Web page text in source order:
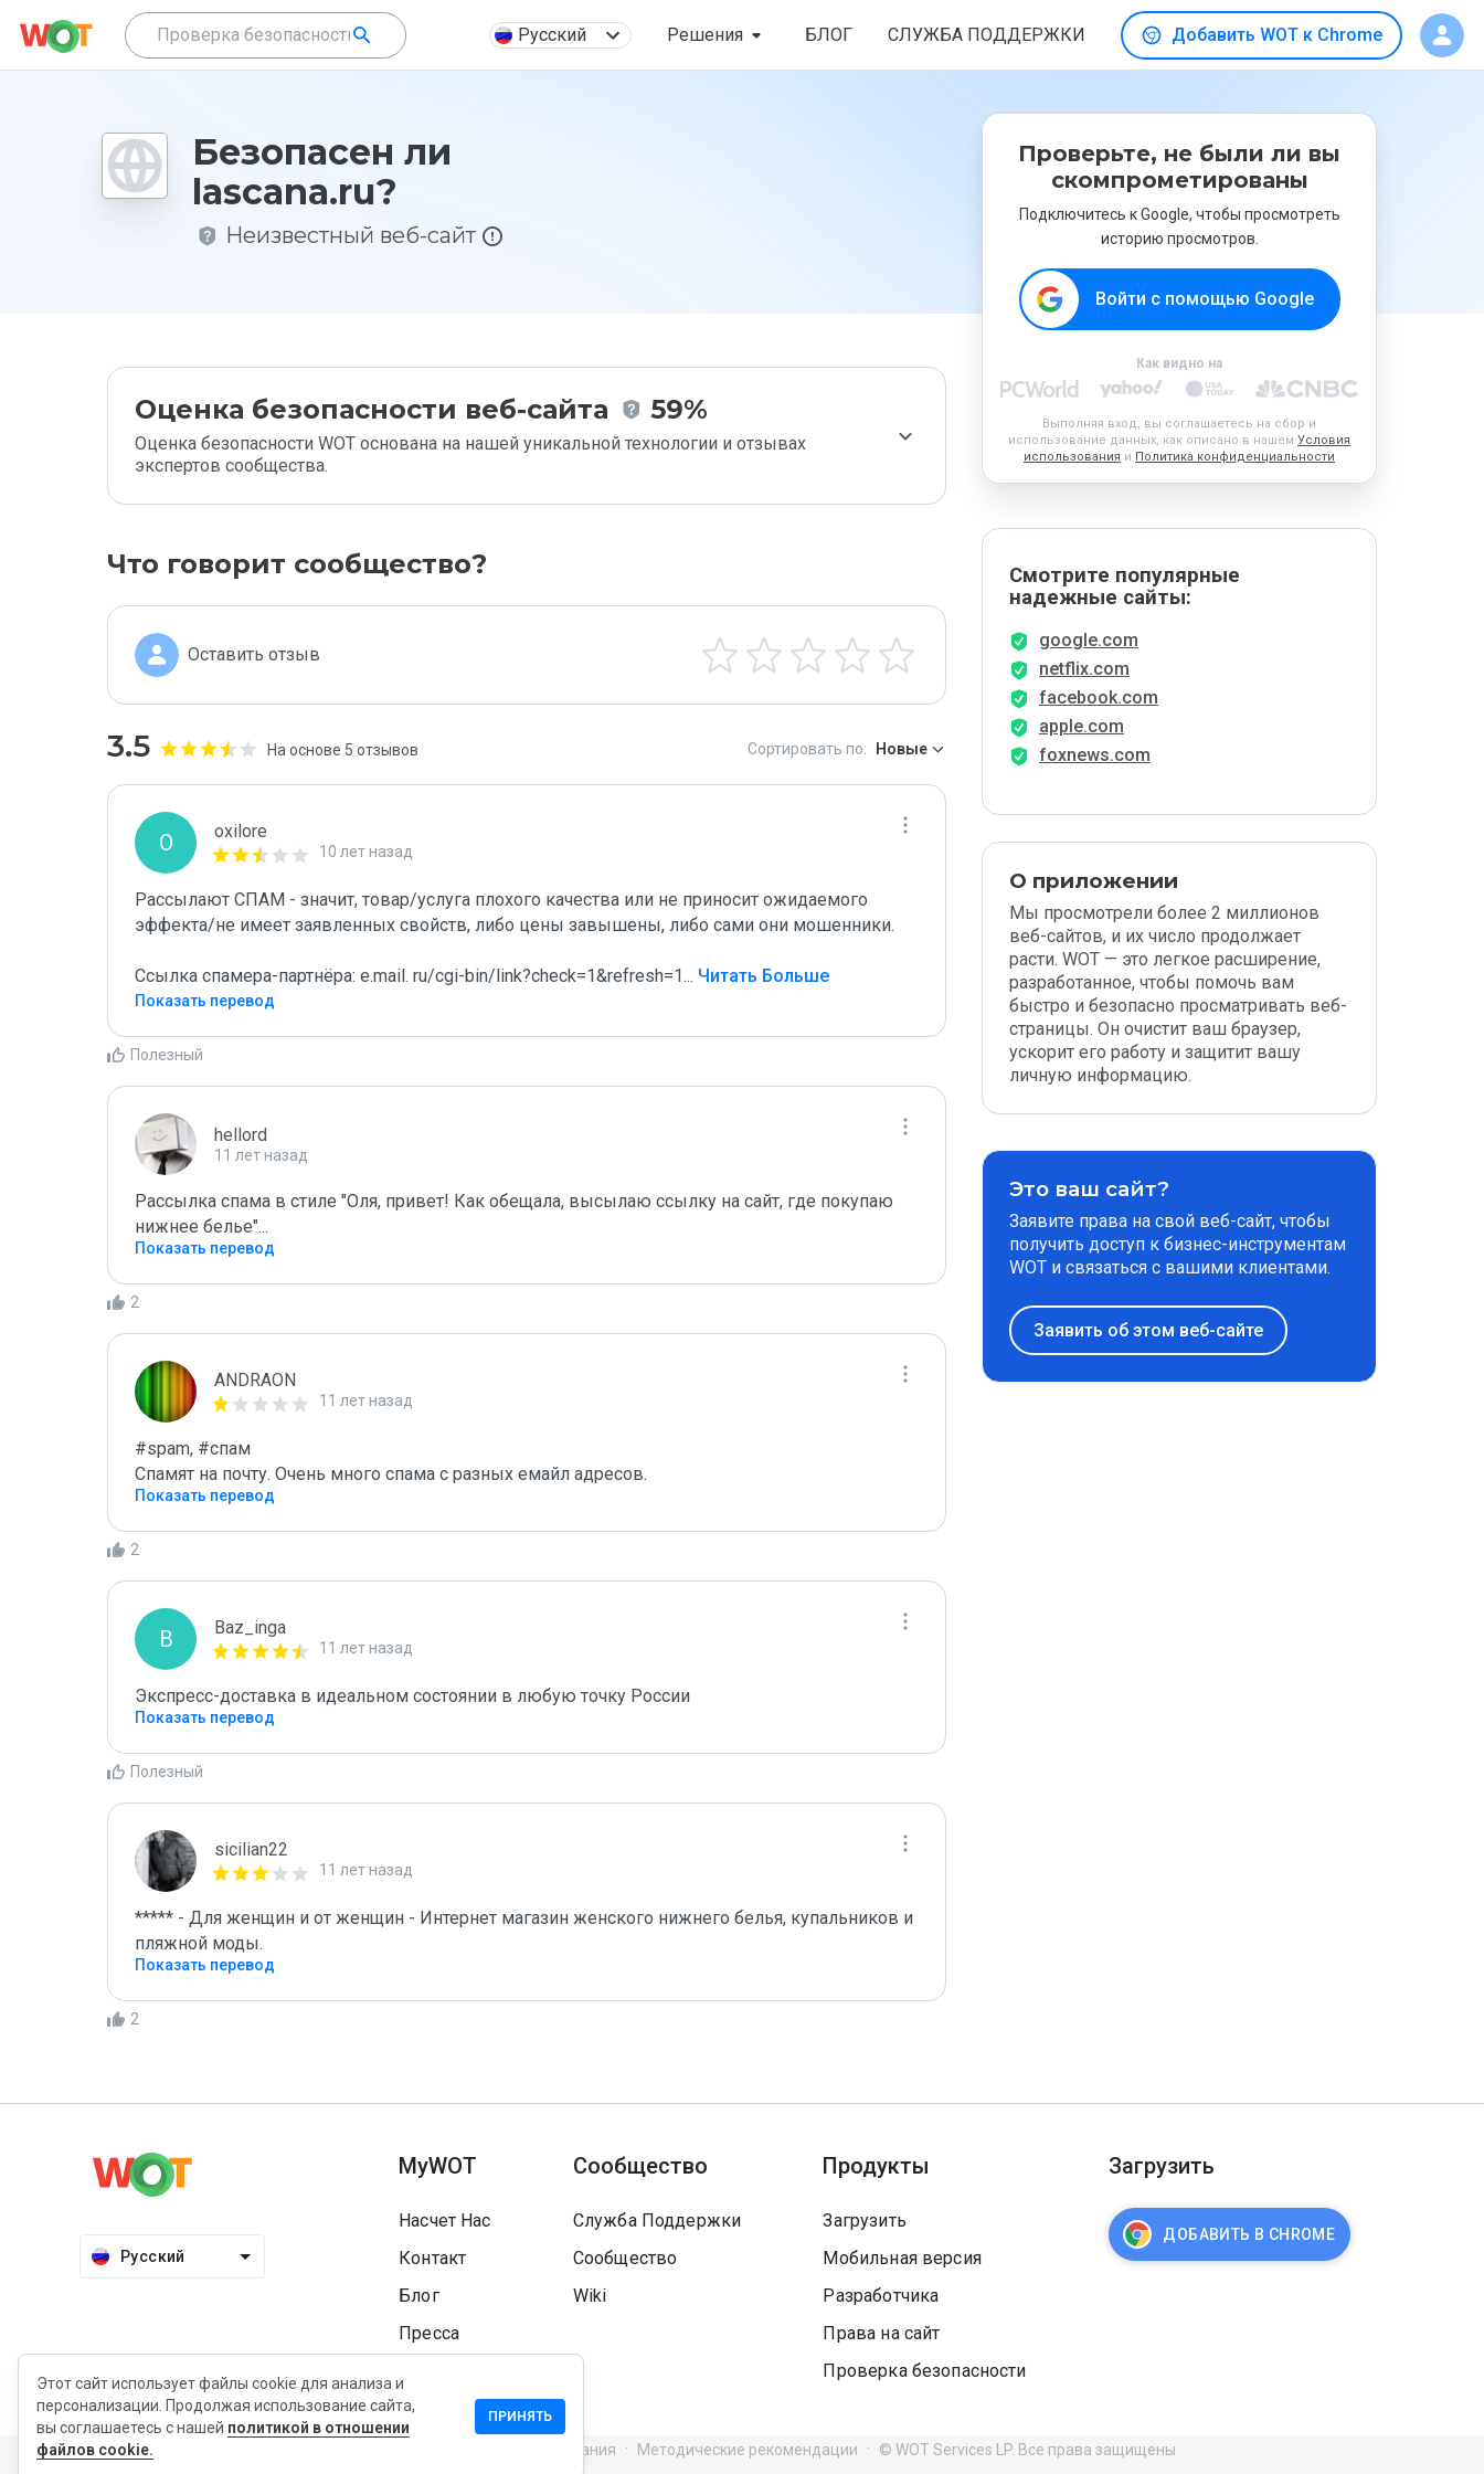
Русский Решения БЛОГ СЛУЖБА ПОДДЕРЖКИ Добавить WOT к Chrome
Безопасен ли
lascana.ru?
Неизвестный веб-сайт
Оценка безопасности веб-сайта 59%
Оценка безопасности WOT основана на нашей уникальной технологии и отзывах
экспертов сообщества.
Что говорит сообщество?
Оставить отзыв
3.5 На основе 5 отзывов Сортировать по: Новые
O oxilore
10 лет назад
Рассылают СПАМ - значит, товар/услуга плохого качества или не приносит ожидаемого
эффекта/не имеет заявленных свойств, либо цены завышены, либо сами они мошенники.
Ссылка спамера-партнёра: e.mail. ru/cgi-bin/link?check=1&refresh=1... Читать Больше
Показать перевод
Полезный
hellord
11 лет назад
Рассылка спама в стиле "Оля, привет! Как обещала, высылаю ссылку на сайт, где покупаю
нижнее белье"...
Показать перевод
2
ANDRAON
11 лет назад
#spam, #спам
Спамят на почту. Очень много спама с разных емайл адресов.
Показать перевод
2
B Baz_inga
11 лет назад
Экспресс-доставка в идеальном состоянии в любую точку России
Показать перевод
Полезный
sicilian22
11 лет назад
***** - Для женщин и от женщин - Интернет магазин женского нижнего белья, купальников и
пляжной моды.
Показать перевод
2
Проверьте, не были ли вы
скомпрометированы
Подключитесь к Google, чтобы просмотреть
историю просмотров.
Войти с помощью Google
Как видно на
Выполняя вход, вы соглашаетесь на сбор и
использование данных, как описано в нашем Условия
использования и Политика конфиденциальности
Смотрите популярные
надежные сайты:
google.com
netflix.com
facebook.com
apple.com
foxnews.com
О приложении
Мы просмотрели более 2 миллионов
веб-сайтов, и их число продолжает
расти. WOT — это легкое расширение,
разработанное, чтобы помочь вам
быстро и безопасно просматривать веб-
страницы. Он очистит ваш браузер,
ускорит его работу и защитит вашу
личную информацию.
Это ваш сайт?
Заявите права на свой веб-сайт, чтобы
получить доступ к бизнес-инструментам
WOT и связаться с вашими клиентами.
Заявить об этом веб-сайте
Русский
MyWOT
Насчет Нас
Контакт
Блог
Пресса
Сообщество
Служба Поддержки
Сообщество
Wiki
Продукты
Загрузить
Мобильная версия
Разработчика
Права на сайт
Проверка безопасности
Загрузить
ДОБАВИТЬ В CHROME
Конфиденциальность Условия использования Методические рекомендации
© WOT Services LP. Все права защищены
Этот сайт использует файлы cookie для анализа и
персонализации. Продолжая использование сайта,
вы соглашаетесь с нашей политикой в отношении
файлов cookie.
ПРИНЯТЬ